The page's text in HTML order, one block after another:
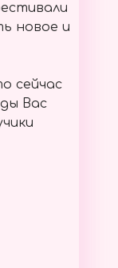
новое и
сейчас
Вас